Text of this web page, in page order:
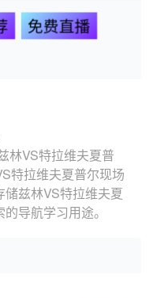
免费直播
林VS特拉维夫夏普
特拉维夫夏普尔现场
兹林VS特拉维夫夏
导航学习用途。